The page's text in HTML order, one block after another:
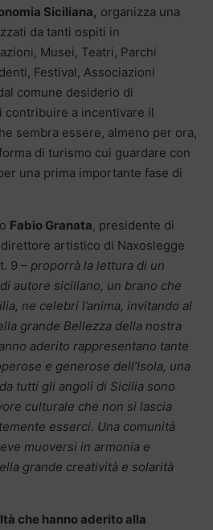
Siciliana, organizza una
da tanti ospiti in
Musei, Teatri, Parchi
Festival, Associazioni
comune desiderio di
contribuire a incentivare il
sembra essere, almeno per ora,
di turismo cui guardare con
una prima importante fase di
Fabio Granata, presidente di
direttore artistico di Naxoslegge
9 – proporrà la lettura di un
autore siciliano, un brano che
ne celebri l’anima, invitando al
grande Bellezza della nostra
aderito rappresentano tante
e generose dell’Isola, una
tutti gli angoli di Sicilia sono
culturale che non si lascia
esserci. Una comunità
muoversi in armonia e
grande creatività e solarità
che hanno aderito alla